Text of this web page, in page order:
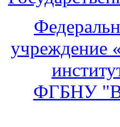
учреждение
ФГБНУ